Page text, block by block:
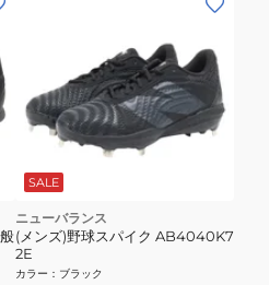
SALE
ニューバランス
(メンズ)野球スパイク AB4040K7
2E
カラー ： ブラック